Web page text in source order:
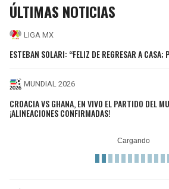
ÚLTIMAS NOTICIAS
LIGA MX
ESTEBAN SOLARI: “FELIZ DE REGRESAR A
MUNDIAL 2026
CROACIA VS GHANA, EN VIVO EL PARTIDO DEL
¡ALINEACIONES CONFIRMADAS!